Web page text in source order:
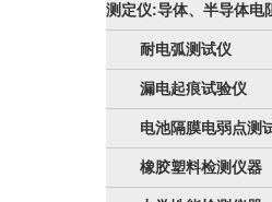
测定仪:导体、半导体电
耐电弧测试仪
漏电起痕试验仪
电池隔膜电弱点测
橡胶塑料检测仪器